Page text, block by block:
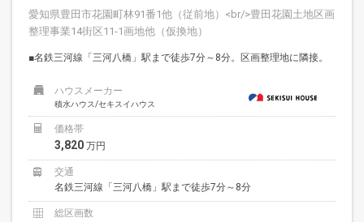
愛知県豊田市花園町林91番1他（従前地）<br/>豊田花園土地区画
整理事業14街区11-1画地他（仮換地）
■名鉄三河線「三河八橋」駅まで徒歩7分～8分。区画整理地に隣接。
ハウスメーカー
積水ハウス/セキスイハウス
価格帯
3,820 万円
交通
名鉄三河線「三河八橋」駅まで徒歩7分～8分
総区画数